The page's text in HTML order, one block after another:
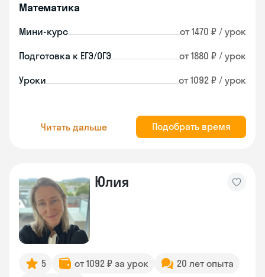
Математика
Мини-курс от 1470 ₽ / урок
Подготовка к ЕГЭ/ОГЭ от 1880 ₽ / урок
Уроки от 1092 ₽ / урок
Читать дальше Подобрать время
Юлия
5 от 1092 ₽ за урок
20 лет опыта